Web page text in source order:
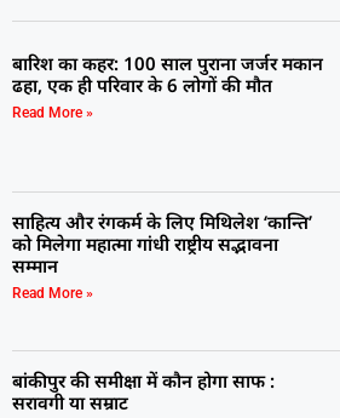
बारिश का कहर: 100 साल पुराना जर्जर मकान
ढहा, एक ही परिवार के 6 लोगों की मौत
Read More »
साहित्य और रंगकर्म के लिए मिथिलेश ‘कान्ति’
को मिलेगा महात्मा गांधी राष्ट्रीय सद्भावना
सम्मान
Read More »
बांकीपुर की समीक्षा में कौन होगा साफ :
सरावगी या सम्राट